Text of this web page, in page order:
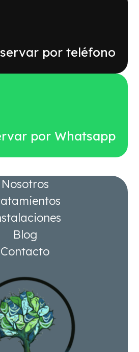
por teléfono
por Whatsapp
Nosotros
Blog
Contacto